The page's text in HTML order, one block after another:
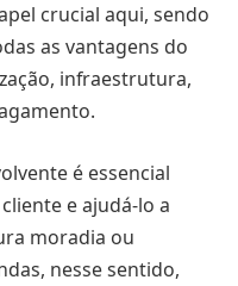
crucial aqui, sendo
as vantagens do
infraestrutura,
é essencial
e ajudá-lo a
moradia ou
nesse sentido,